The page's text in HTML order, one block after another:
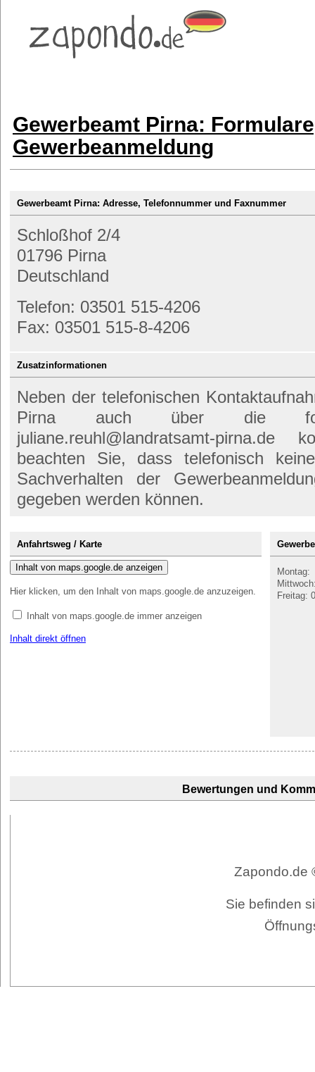
Gewerbeamt Pirna:
Gewerbeanmeldung
Gewerbeamt Pirna: Adresse, Telefonnummer und Faxnummer
Schloßhof 2/4
01796 Pirna
Deutschland
Telefon: 03501 515-4206
Fax: 03501 515-8-4206
Zusatzinformationen
Neben der telefonischen
Pirna auch über die
juliane.reuhl@landratsamt-
beachten Sie, dass telefonisch
Sachverhalten der
gegeben werden können.
Anfahrtsweg / Karte
Inhalt von maps.google.de anzeigen
Hier klicken, um den Inhalt von maps.google.de anzuzeigen.
Inhalt von maps.google.de immer anzeigen
Inhalt direkt öffnen
Freitag:
Bewertungen und
Zapondo.de
Sie befinden